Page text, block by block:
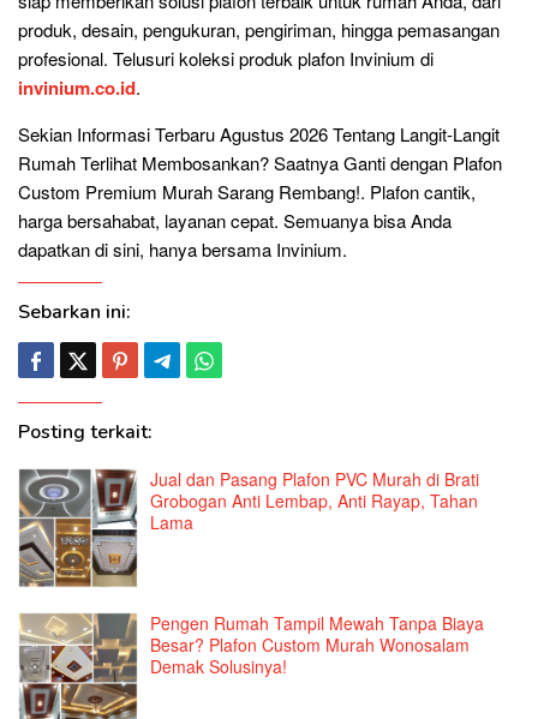
produk, desain, pengukuran, pengiriman, hingga pemasangan
profesional. Telusuri koleksi produk plafon Invinium di
invinium.co.id.
Sekian Informasi Terbaru Agustus 2026 Tentang Langit-Langit
Rumah Terlihat Membosankan? Saatnya Ganti dengan Plafon
Custom Premium Murah Sarang Rembang!. Plafon cantik,
harga bersahabat, layanan cepat. Semuanya bisa Anda
dapatkan di sini, hanya bersama Invinium.
Sebarkan ini:
Posting terkait:
Jual dan Pasang Plafon PVC Murah di Brati
Grobogan Anti Lembap, Anti Rayap, Tahan
Lama
Pengen Rumah Tampil Mewah Tanpa Biaya
Besar? Plafon Custom Murah Wonosalam
Demak Solusinya!